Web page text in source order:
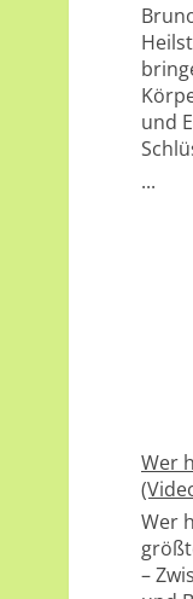
und
...
Wer
Wer
–